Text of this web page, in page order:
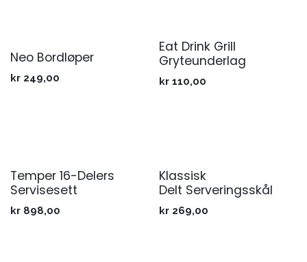
Neo Bordløper
kr 249,00
Eat Drink Grill
Gryteunderlag
kr 110,00
Temper 16-Delers
Servisesett
kr 898,00
Klassisk
Delt Serveringsskål
kr 269,00